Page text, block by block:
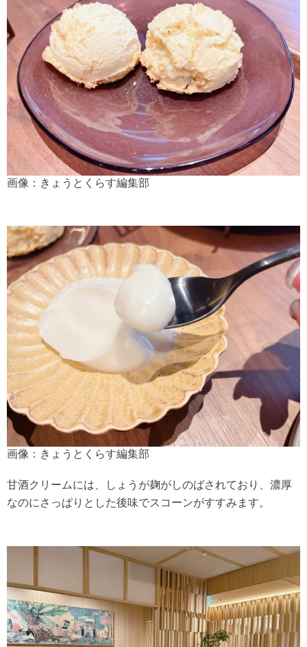
画像：きょうとくらす編集部
画像：きょうとくらす編集部
甘酒クリームには、しょうが麹がしのばされており、濃厚
なのにさっぱりとした後味でスコーンがすすみます。